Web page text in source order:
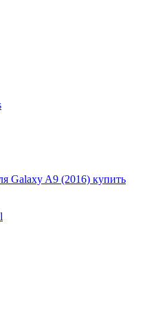
Galaxy A9 (2016) купить